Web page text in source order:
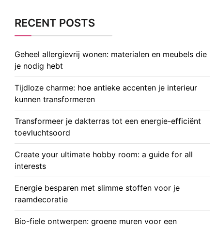
RECENT POSTS
Geheel allergievrij wonen: materialen en meubels die
je nodig hebt
Tijdloze charme: hoe antieke accenten je interieur
kunnen transformeren
Transformeer je dakterras tot een energie-efficiënt
toevluchtsoord
Create your ultimate hobby room: a guide for all
interests
Energie besparen met slimme stoffen voor je
raamdecoratie
Bio-fiele ontwerpen: groene muren voor een